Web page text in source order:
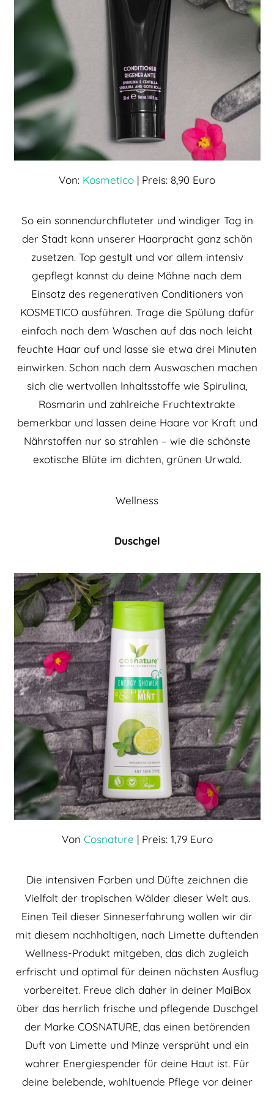
Von: Kosmetico | Preis: 8,90 Euro
So ein sonnendurchfluteter und windiger Tag in
der Stadt kann unserer Haarpracht ganz schön
zusetzen. Top gestylt und vor allem intensiv
gepflegt kannst du deine Mähne nach dem
Einsatz des regenerativen Conditioners von
KOSMETICO ausführen. Trage die Spülung dafür
einfach nach dem Waschen auf das noch leicht
feuchte Haar auf und lasse sie etwa drei Minuten
einwirken. Schon nach dem Auswaschen machen
sich die wertvollen Inhaltsstoffe wie Spirulina,
Rosmarin und zahlreiche Fruchtextrakte
bemerkbar und lassen deine Haare vor Kraft und
Nährstoffen nur so strahlen – wie die schönste
exotische Blüte im dichten, grünen Urwald.
Wellness
Duschgel
Von Cosnature | Preis: 1,79 Euro
Die intensiven Farben und Düfte zeichnen die
Vielfalt der tropischen Wälder dieser Welt aus.
Einen Teil dieser Sinneserfahrung wollen wir dir
mit diesem nachhaltigen, nach Limette duftenden
Wellness-Produkt mitgeben, das dich zugleich
erfrischt und optimal für deinen nächsten Ausflug
vorbereitet. Freue dich daher in deiner MaiBox
über das herrlich frische und pflegende Duschgel
der Marke COSNATURE, das einen betörenden
Duft von Limette und Minze versprüht und ein
wahrer Energiespender für deine Haut ist. Für
deine belebende, wohltuende Pflege vor deiner